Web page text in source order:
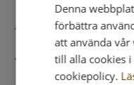
Säker betalning
Direkt digital
Denna
förbättra
att använda
till alla cookies
cookiepolicy.